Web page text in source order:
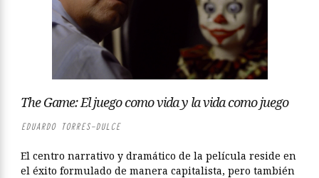
The Game: El juego como vida y la vida como juego
EDUARDO TORRES-DULCE
El centro narrativo y dramático de la película reside en
el éxito formulado de manera capitalista, pero también